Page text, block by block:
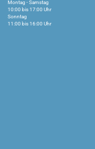
Montag - Samstag
10:00 bis 17:00 Uhr
Sonntag
11:00 bis 16:00 Uhr